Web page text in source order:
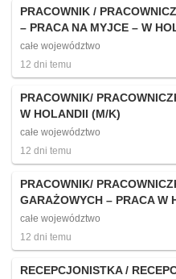
PRACOWNIK /
– PRACA NA MYJCE – W
całe województwo
12 dni temu
PRACOWNIK/
W HOLANDII (M/K)
całe województwo
12 dni temu
PRACOWNIK/
GARAŻOWYCH – PRACA W
całe województwo
12 dni temu
RECEPCJONISTKA /